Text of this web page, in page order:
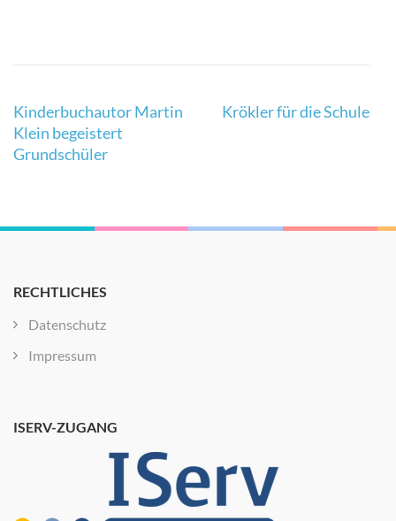
Beitragsnavigation
Kinderbuchautor Martin
Klein begeistert
Grundschüler
Krökler für die Schule
RECHTLICHES
Datenschutz
Impressum
ISERV-ZUGANG